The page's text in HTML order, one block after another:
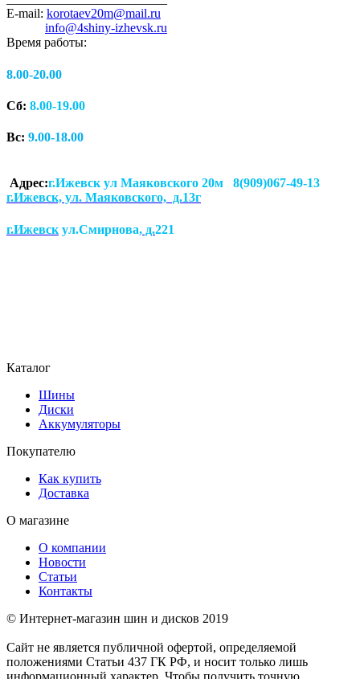
E-mail: korotaev20m@mail.ru
info@4shiny-izhevsk.ru
Время работы:
8.00-20.00
Сб: 8.00-19.00
Вс: 9.00-18.00
Адрес:г.Ижевск ул Маяковского 20м 8(909)067-49-13
г.Ижевск, ул. Маяковского, д.13г
г.Ижевск ул.Смирнова, д.221
Каталог
Шины
Диски
Аккумуляторы
Покупателю
Как купить
Доставка
О магазине
О компании
Новости
Статьи
Контакты
© Интернет-магазин шин и дисков 2019
Сайт не является публичной офертой, определяемой
положениями Статьи 437 ГК РФ, и носит только лишь
информационный характер. Чтобы получить точную